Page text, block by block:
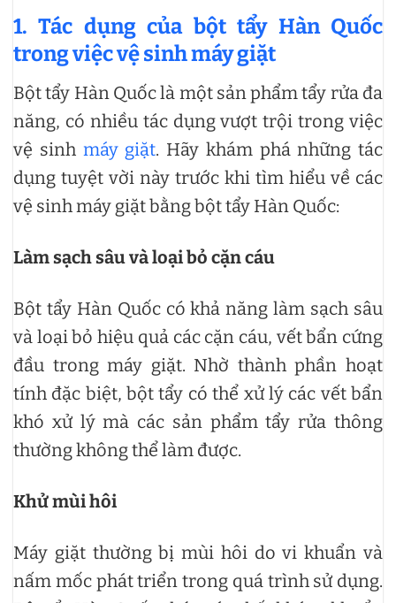
1. Tác dụng của bột tẩy Hàn Quốc
trong việc vệ sinh máy giặt
Bột tẩy Hàn Quốc là một sản phẩm tẩy rửa đa
năng, có nhiều tác dụng vượt trội trong việc
vệ sinh máy giặt. Hãy khám phá những tác
dụng tuyệt vời này trước khi tìm hiểu về các
vệ sinh máy giặt bằng bột tẩy Hàn Quốc:
Làm sạch sâu và loại bỏ cặn cáu
Bột tẩy Hàn Quốc có khả năng làm sạch sâu
và loại bỏ hiệu quả các cặn cáu, vết bẩn cứng
đầu trong máy giặt. Nhờ thành phần hoạt
tính đặc biệt, bột tẩy có thể xử lý các vết bẩn
khó xử lý mà các sản phẩm tẩy rửa thông
thường không thể làm được.
Khử mùi hôi
Máy giặt thường bị mùi hôi do vi khuẩn và
nấm mốc phát triển trong quá trình sử dụng.